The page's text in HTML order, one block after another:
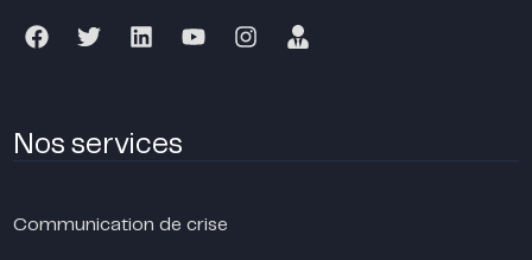
Nos services
Communication de crise